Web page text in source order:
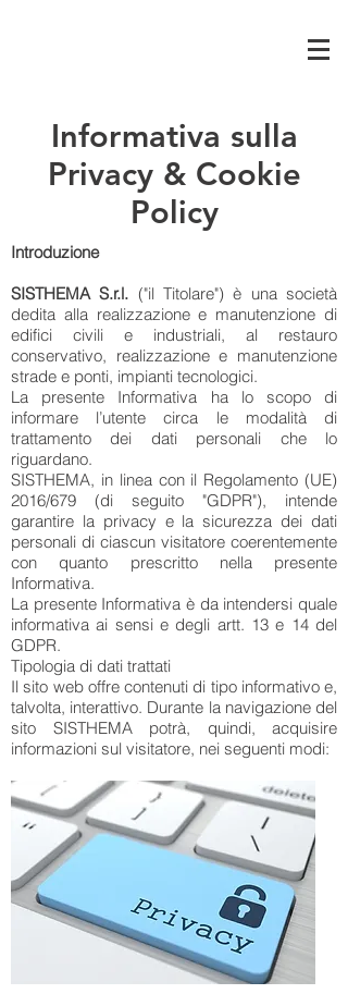
Informativa sulla
Privacy & Cookie
Policy
Introduzione
SISTHEMA S.r.l. ("il Titolare") è una società
dedita alla realizzazione e manutenzione di
edifici civili e industriali, al restauro
conservativo, realizzazione e manutenzione
strade e ponti, impianti tecnologici.
La presente Informativa ha lo scopo di
informare l’utente circa le modalità di
trattamento dei dati personali che lo
riguardano.
SISTHEMA, in linea con il Regolamento (UE)
2016/679 (di seguito "GDPR"), intende
garantire la privacy e la sicurezza dei dati
personali di ciascun visitatore coerentemente
con quanto prescritto nella presente
Informativa.
La presente Informativa è da intendersi quale
informativa ai sensi e degli artt. 13 e 14 del
GDPR.
Tipologia di dati trattati
Il sito web offre contenuti di tipo informativo e,
talvolta, interattivo. Durante la navigazione del
sito SISTHEMA potrà, quindi, acquisire
informazioni sul visitatore, nei seguenti modi: